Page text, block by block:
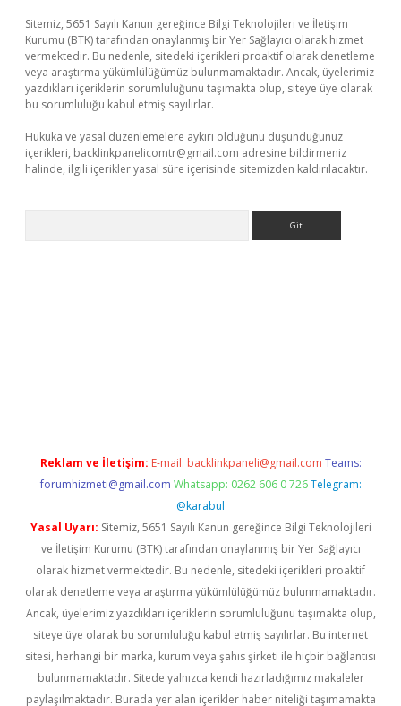
Sitemiz, 5651 Sayılı Kanun gereğince Bilgi Teknolojileri ve İletişim
Kurumu (BTK) tarafından onaylanmış bir Yer Sağlayıcı olarak hizmet
vermektedir. Bu nedenle, sitedeki içerikleri proaktif olarak denetleme
veya araştırma yükümlülüğümüz bulunmamaktadır. Ancak, üyelerimiz
yazdıkları içeriklerin sorumluluğunu taşımakta olup, siteye üye olarak
bu sorumluluğu kabul etmiş sayılırlar.
Hukuka ve yasal düzenlemelere aykırı olduğunu düşündüğünüz
içerikleri, backlinkpanelicomtr@gmail.com adresine bildirmeniz
halinde, ilgili içerikler yasal süre içerisinde sitemizden kaldırılacaktır.
Reklam ve İletişim: E-mail: backlinkpaneli@gmail.com Teams:
forumhizmeti@gmail.com Whatsapp: 0262 606 0 726 Telegram:
@karabul
Yasal Uyarı: Sitemiz, 5651 Sayılı Kanun gereğince Bilgi Teknolojileri
ve İletişim Kurumu (BTK) tarafından onaylanmış bir Yer Sağlayıcı
olarak hizmet vermektedir. Bu nedenle, sitedeki içerikleri proaktif
olarak denetleme veya araştırma yükümlülüğümüz bulunmamaktadır.
Ancak, üyelerimiz yazdıkları içeriklerin sorumluluğunu taşımakta olup,
siteye üye olarak bu sorumluluğu kabul etmiş sayılırlar. Bu internet
sitesi, herhangi bir marka, kurum veya şahıs şirketi ile hiçbir bağlantısı
bulunmamaktadır. Sitede yalnızca kendi hazırladığımız makaleler
paylaşılmaktadır. Burada yer alan içerikler haber niteliği taşımamakta